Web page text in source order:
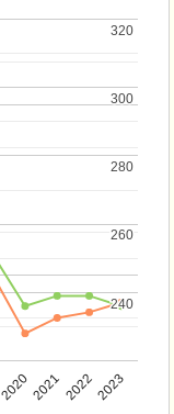
20202021 20222023
240
240
260
260
280
280
300
300
320
320